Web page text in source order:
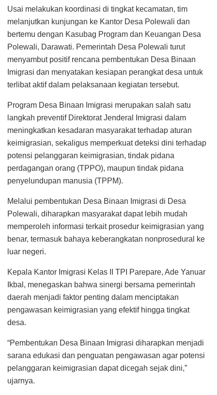
Usai melakukan koordinasi di tingkat kecamatan, tim
melanjutkan kunjungan ke Kantor Desa Polewali dan
bertemu dengan Kasubag Program dan Keuangan Desa
Polewali, Darawati. Pemerintah Desa Polewali turut
menyambut positif rencana pembentukan Desa Binaan
Imigrasi dan menyatakan kesiapan perangkat desa untuk
terlibat aktif dalam pelaksanaan kegiatan tersebut.
Program Desa Binaan Imigrasi merupakan salah satu
langkah preventif Direktorat Jenderal Imigrasi dalam
meningkatkan kesadaran masyarakat terhadap aturan
keimigrasian, sekaligus memperkuat deteksi dini terhadap
potensi pelanggaran keimigrasian, tindak pidana
perdagangan orang (TPPO), maupun tindak pidana
penyelundupan manusia (TPPM).
Melalui pembentukan Desa Binaan Imigrasi di Desa
Polewali, diharapkan masyarakat dapat lebih mudah
memperoleh informasi terkait prosedur keimigrasian yang
benar, termasuk bahaya keberangkatan nonprosedural ke
luar negeri.
Kepala Kantor Imigrasi Kelas II TPI Parepare, Ade Yanuar
Ikbal, menegaskan bahwa sinergi bersama pemerintah
daerah menjadi faktor penting dalam menciptakan
pengawasan keimigrasian yang efektif hingga tingkat
desa.
“Pembentukan Desa Binaan Imigrasi diharapkan menjadi
sarana edukasi dan penguatan pengawasan agar potensi
pelanggaran keimigrasian dapat dicegah sejak dini,”
ujarnya.